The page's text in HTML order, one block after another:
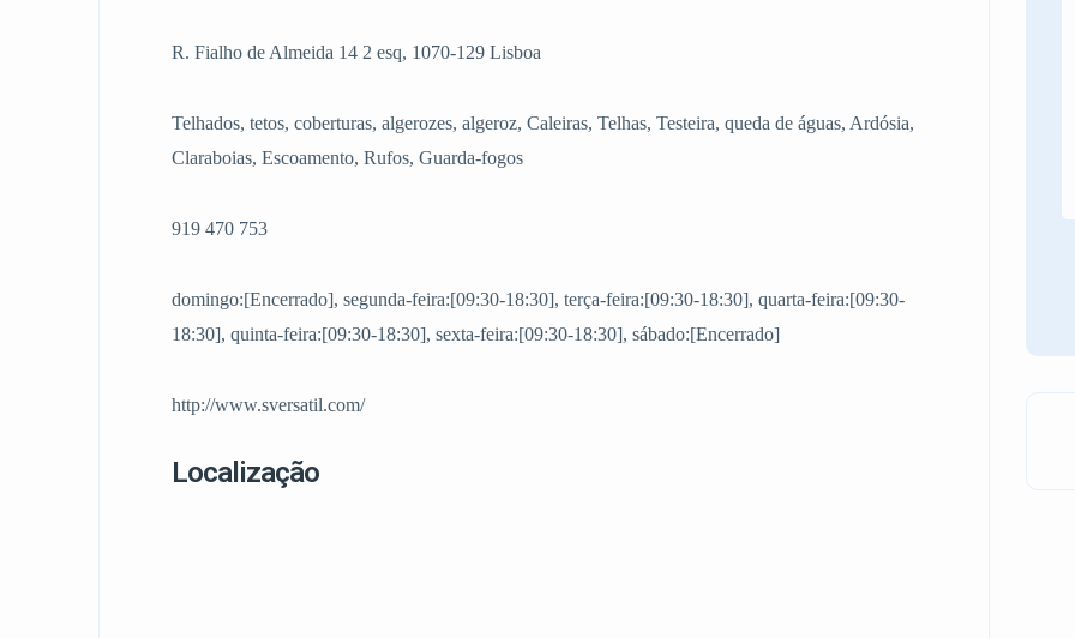
R. Fialho de Almeida 14 2 esq, 1070-129 Lisboa
Telhados, tetos, coberturas, algerozes, algeroz, Caleiras, Telhas, Testeira, queda de águas, Ardósia,
Claraboias, Escoamento, Rufos, Guarda-fogos
919 470 753
domingo:[Encerrado], segunda-feira:[09:30-18:30], terça-feira:[09:30-18:30], quarta-feira:[09:30-
18:30], quinta-feira:[09:30-18:30], sexta-feira:[09:30-18:30], sábado:[Encerrado]
http://www.sversatil.com/
Localização